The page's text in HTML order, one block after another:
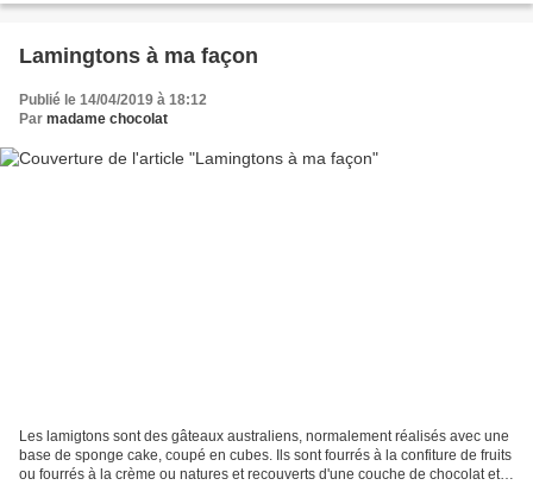
Lamingtons à ma façon
Publié le 14/04/2019 à 18:12
Par madame chocolat
Les lamigtons sont des gâteaux australiens, normalement réalisés avec une
base de sponge cake, coupé en cubes. Ils sont fourrés à la confiture de fruits
ou fourrés à la crème ou natures et recouverts d'une couche de chocolat et